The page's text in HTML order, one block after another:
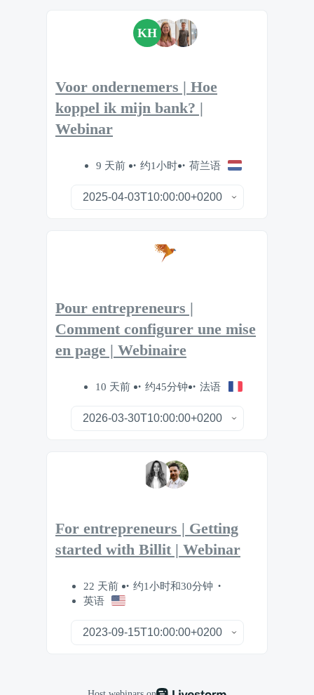
KH
Voor ondernemers | Hoe
koppel ik mijn bank? |
Webinar
9 天前 约1小时 荷兰语
Pour entrepreneurs |
Comment configurer une mise
en page | Webinaire
10 天前 约45分钟 法语
For entrepreneurs | Getting
started with Billit | Webinar
22 天前
约1小时和30分钟
英语